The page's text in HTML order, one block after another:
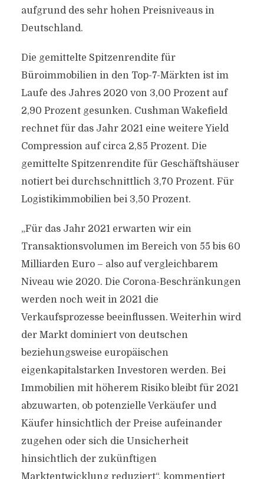
aufgrund des sehr hohen Preisniveaus in
Deutschland.
Die gemittelte Spitzenrendite für
Büroimmobilien in den Top-7-Märkten ist im
Laufe des Jahres 2020 von 3,00 Prozent auf
2,90 Prozent gesunken. Cushman Wakefield
rechnet für das Jahr 2021 eine weitere Yield
Compression auf circa 2,85 Prozent. Die
gemittelte Spitzenrendite für Geschäftshäuser
notiert bei durchschnittlich 3,70 Prozent. Für
Logistikimmobilien bei 3,50 Prozent.
„Für das Jahr 2021 erwarten wir ein
Transaktionsvolumen im Bereich von 55 bis 60
Milliarden Euro – also auf vergleichbarem
Niveau wie 2020. Die Corona-Beschränkungen
werden noch weit in 2021 die
Verkaufsprozesse beeinflussen. Weiterhin wird
der Markt dominiert von deutschen
beziehungsweise europäischen
eigenkapitalstarken Investoren werden. Bei
Immobilien mit höherem Risiko bleibt für 2021
abzuwarten, ob potenzielle Verkäufer und
Käufer hinsichtlich der Preise aufeinander
zugehen oder sich die Unsicherheit
hinsichtlich der zukünftigen
Marktentwicklung reduziert“, kommentiert